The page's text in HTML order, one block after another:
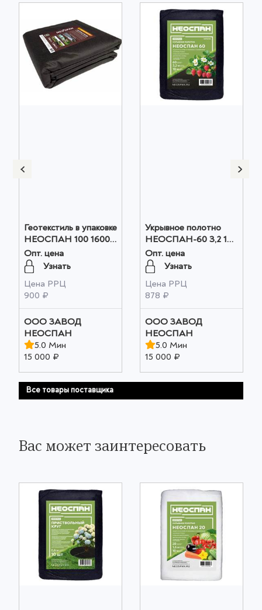
Геотекстиль в упаковке
НЕОСПАН 100 1600
оптом
Опт. цена
Узнать
Цена РРЦ
900 ₽
ООО ЗАВОД
НЕОСПАН
5.0 Мин
15 000 ₽
Укрывное полотно
НЕОСПАН-60 3,2 10
мульча оптом
Опт. цена
Узнать
Цена РРЦ
878 ₽
ООО ЗАВОД
НЕОСПАН
5.0 Мин
15 000 ₽
Все товары поставщика
Вас может заинтересовать